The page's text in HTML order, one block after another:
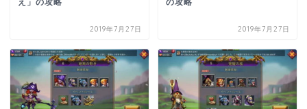
え」の攻略
2019年7月27日
の攻略
2019年7月27日